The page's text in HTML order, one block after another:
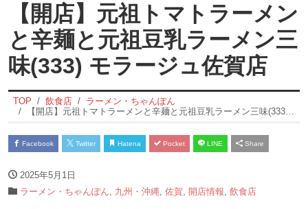
【開店】元祖トマトラーメン
と辛麺と元祖豆乳ラーメン三
味(333) モラージュ佐賀店
TOP 飲食店
ラーメン・ちゃんぽん
【開店】元祖トマトラーメンと辛麺と元祖豆乳ラーメン三味(333) モラージュ佐賀店
Facebook Twitter Hatena Pocket LINE Share
2025年5月1日
ラーメン・ちゃんぽん
九州・沖縄 佐賀 開店情報 飲食店